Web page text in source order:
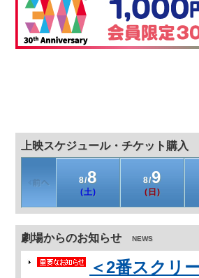
上映スケジュール・チケット購入
8/8
(土)
8/9
(日)
劇場からのお知らせ NEWS
＜2番スクリ